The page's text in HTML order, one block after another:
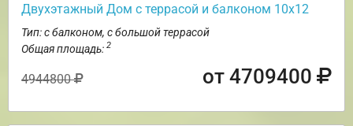
Двухэтажный Дом с террасой и балконом 10х12
Тип: с балконом, с большой террасой
Общая площадь: 2
4944800 от 4709400